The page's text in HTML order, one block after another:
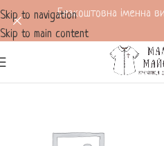
Skip to navigation
Skip to main content
Безкоштовна іменна